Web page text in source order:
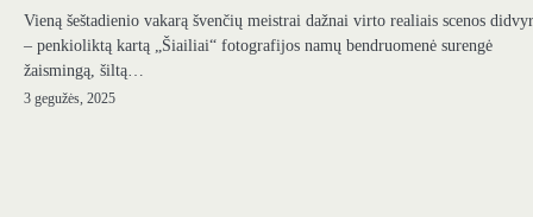
Vieną šeštadienio vakarą švenčių meistrai dažnai virto realiais scenos
– penkioliktą kartą „Šiailiai“ fotografijos namų bendruomenė surengė
žaismingą, šiltą…
3 gegužės, 2025